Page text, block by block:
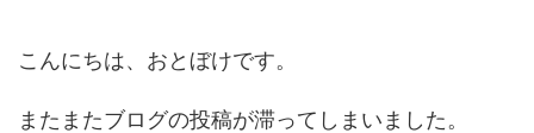
こんにちは、おとぼけです。
またまたブログの投稿が滞ってしまいました。